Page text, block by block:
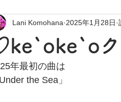
イベントレポ レッスン告知
Lani Komohana 2025年1月28日
年最初の曲は
Under the Sea」